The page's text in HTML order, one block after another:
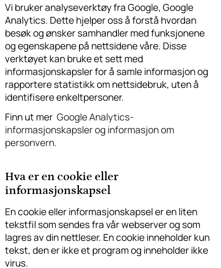
Vi bruker analyseverktøy fra Google, Google
Analytics. Dette hjelper oss å forstå hvordan
besøk og ønsker samhandler med funksjonene
og egenskapene på nettsidene våre. Disse
verktøyet kan bruke et sett med
informasjonskapsler for å samle informasjon og
rapportere statistikk om nettsidebruk, uten å
identifisere enkeltpersoner.
Finn ut mer Google Analytics-
informasjonskapsler og informasjon om
personvern.
Hva er en cookie eller
informasjonskapsel
En cookie eller informasjonskapsel er en liten
tekstfil som sendes fra vår webserver og som
lagres av din nettleser. En cookie inneholder kun
tekst, den er ikke et program og inneholder ikke
virus.